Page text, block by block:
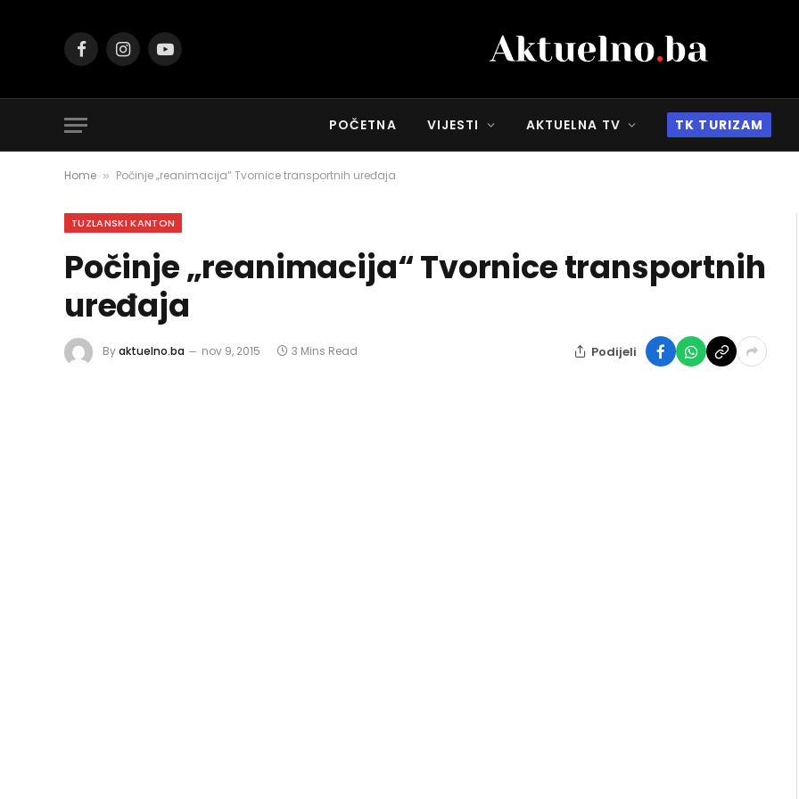
FacebookInstagramYouTube
POČETNA VIJESTI AKTUELNA TV TK TURIZAM
Home » Počinje „reanimacija“ Tvornice transportnih uređaja
TUZLANSKI KANTON
Počinje „reanimacija“ Tvornice transportnih
uređaja
Byaktuelno.ba nov 9, 2015 3 Mins Read Podijeli